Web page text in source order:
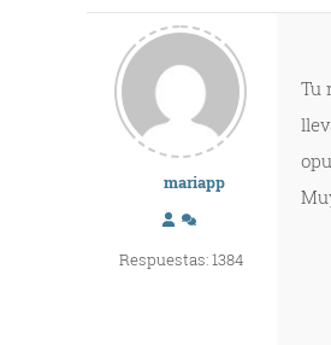
mariapp
Respuestas: 1384
Tu